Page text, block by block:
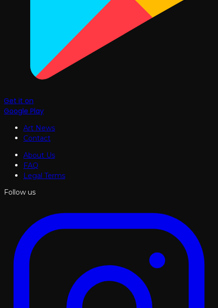
Get it on
Google Play
Art News
Contact
About Us
FAQ
Legal Terms
Follow us